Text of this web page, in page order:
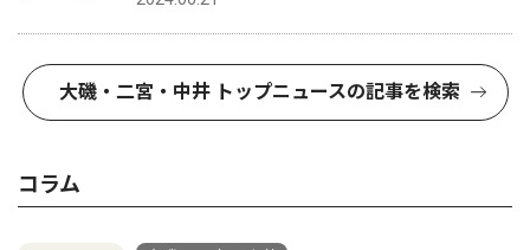
大磯・二宮・中井 トップニュースの記事を検索
コラム